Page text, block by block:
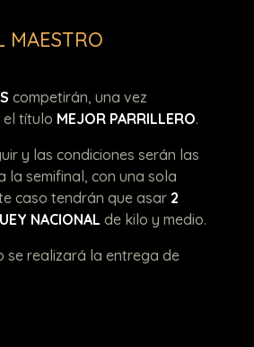
MAESTRO
competirán, una vez
título MEJOR PARRILLERO.
y las condiciones serán las
la semifinal, con una sola
caso tendrán que asar 2
NACIONAL de kilo y medio.
se realizará la entrega de